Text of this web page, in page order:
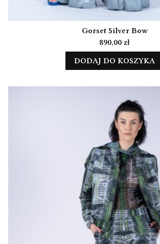
Gorset Silver Bow
Cena
890,00 zł
DODAJ DO KOSZYKA